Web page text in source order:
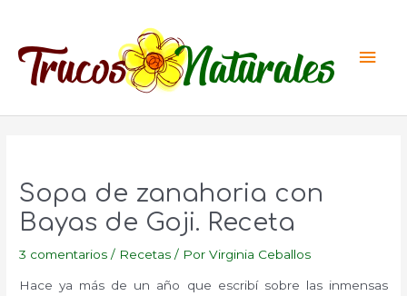
contenido
Sopa de zanahoria con
Bayas de Goji. Receta
3 comentarios / Recetas / PorVirginia Ceballos
Hace ya más de un año que escribí sobre las inmensas